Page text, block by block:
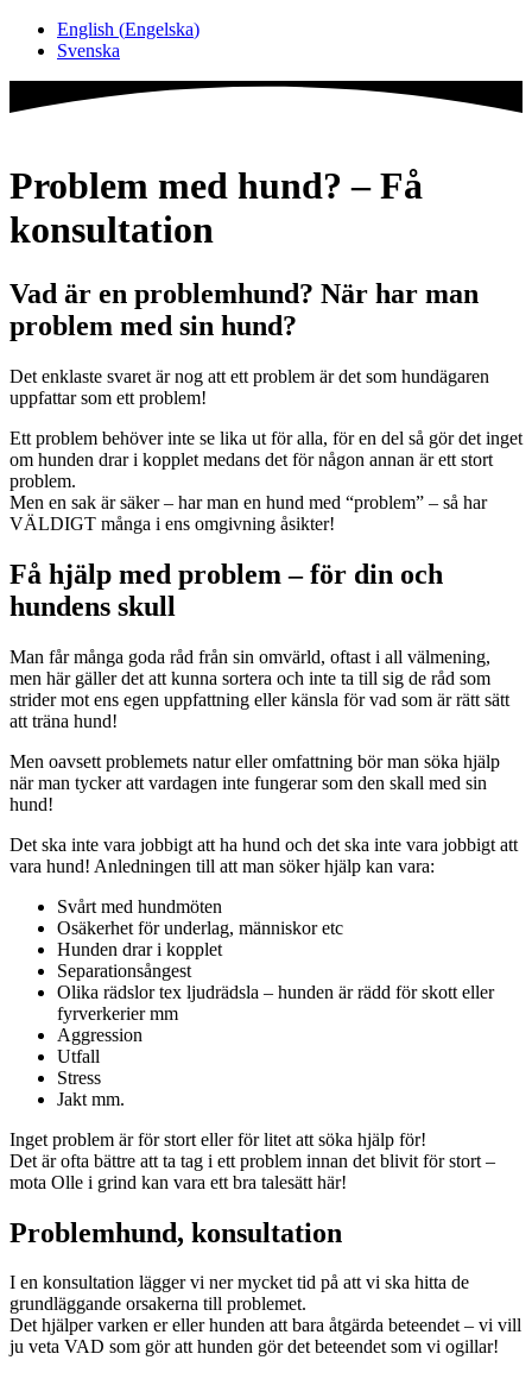
English (Engelska)
Svenska
Problem med hund? – Få
konsultation
Vad är en problemhund? När har man
problem med sin hund?
Det enklaste svaret är nog att ett problem är det som hundägaren
uppfattar som ett problem!
Ett problem behöver inte se lika ut för alla, för en del så gör det inget
om hunden drar i kopplet medans det för någon annan är ett stort
problem.
Men en sak är säker – har man en hund med “problem” – så har
VÄLDIGT många i ens omgivning åsikter!
Få hjälp med problem – för din och
hundens skull
Man får många goda råd från sin omvärld, oftast i all välmening,
men här gäller det att kunna sortera och inte ta till sig de råd som
strider mot ens egen uppfattning eller känsla för vad som är rätt sätt
att träna hund!
Men oavsett problemets natur eller omfattning bör man söka hjälp
när man tycker att vardagen inte fungerar som den skall med sin
hund!
Det ska inte vara jobbigt att ha hund och det ska inte vara jobbigt att
vara hund! Anledningen till att man söker hjälp kan vara:
Svårt med hundmöten
Osäkerhet för underlag, människor etc
Hunden drar i kopplet
Separationsångest
Olika rädslor tex ljudrädsla – hunden är rädd för skott eller
fyrverkerier mm
Aggression
Utfall
Stress
Jakt mm.
Inget problem är för stort eller för litet att söka hjälp för!
Det är ofta bättre att ta tag i ett problem innan det blivit för stort –
mota Olle i grind kan vara ett bra talesätt här!
Problemhund, konsultation
I en konsultation lägger vi ner mycket tid på att vi ska hitta de
grundläggande orsakerna till problemet.
Det hjälper varken er eller hunden att bara åtgärda beteendet – vi vill
ju veta VAD som gör att hunden gör det beteendet som vi ogillar!